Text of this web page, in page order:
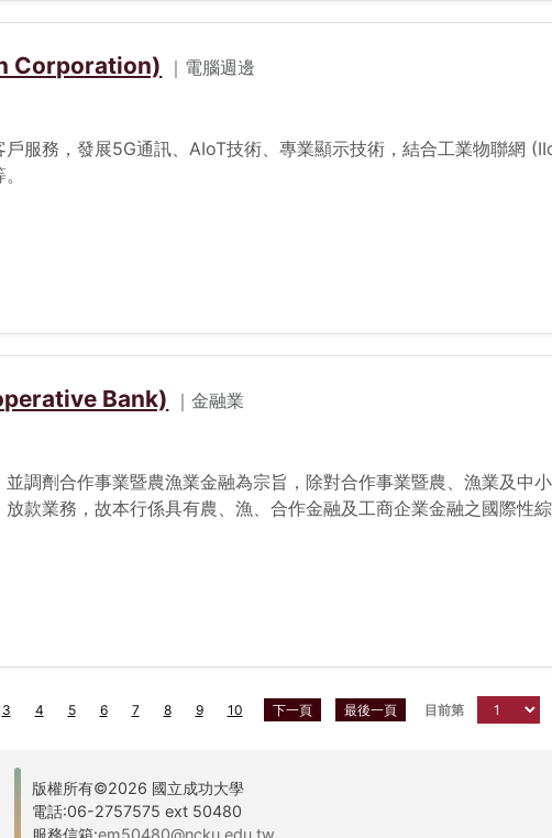
Corporation) ｜電腦週邊
服務，發展5G通訊、AIoT技術、專業顯示技術，結合工業物聯網
Bank) ｜金融業
調劑合作事業暨農漁業金融為宗旨，除對合作事業暨農、漁業及中
款業務，故本行係具有農、漁、合作金融及工商企業金融之國際性
3 4 5 6 7 8 9 10 下一頁 最後一頁 目前第
版權所有©2026 國立成功大學
電話:06-2757575 ext 50480